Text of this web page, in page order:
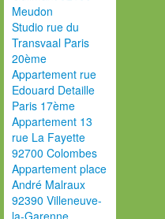
Meudon
Studio rue du
Transvaal Paris
20ème
Appartement rue
Edouard Detaille
Paris 17ème
Appartement 13
rue La Fayette
92700 Colombes
Appartement place
André Malraux
92390 Villeneuve-
la-Garenne